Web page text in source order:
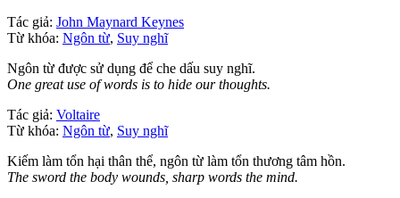
Tác giả: John Maynard Keynes
Từ khóa: Ngôn từ, Suy nghĩ
Ngôn từ được sử dụng để che dấu suy nghĩ.
One great use of words is to hide our thoughts.
Tác giả: Voltaire
Từ khóa: Ngôn từ, Suy nghĩ
Kiếm làm tổn hại thân thể, ngôn từ làm tổn thương tâm hồn.
The sword the body wounds, sharp words the mind.